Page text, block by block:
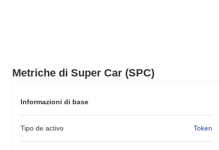
Metriche di Super Car (SPC)
Informazioni di base
Tipo de activo Token